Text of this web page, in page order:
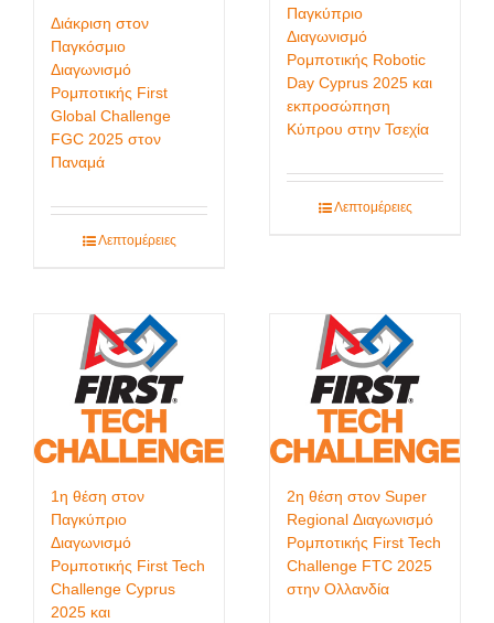
Διάκριση στον
Παγκόσμιο
Διαγωνισμό
Ρομποτικής First
Global Challenge
FGC 2025 στον
Παναμά
Λεπτομέρειες
Παγκύπριο
Διαγωνισμό
Ρομποτικής Robotic
Day Cyprus 2025 και
εκπροσώπηση
Κύπρου στην Τσεχία
Λεπτομέρειες
1η θέση στον
Παγκύπριο
Διαγωνισμό
Ρομποτικής First Tech
Challenge Cyprus
2025 και
2η θέση στον Super
Regional Διαγωνισμό
Ρομποτικής First Tech
Challenge FTC 2025
στην Ολλανδία